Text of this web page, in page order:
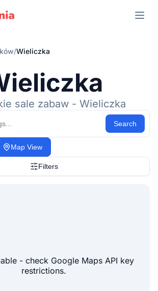
Open
/Wieliczka
sale zabaw - Wieliczka
Search
Map View
Filters
- check Google Maps API key
restrictions.